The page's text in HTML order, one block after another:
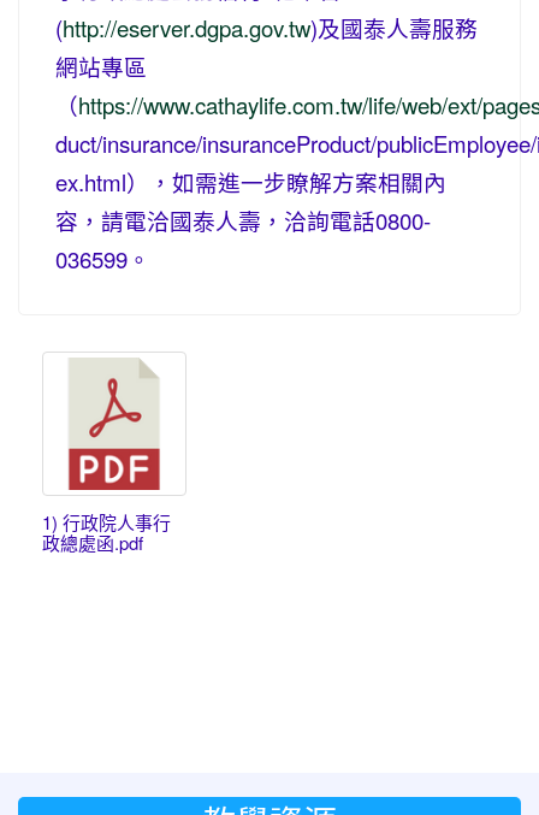
(http://eserver.dgpa.gov.tw)及國泰人壽服務
網站專區
（https://www.cathaylife.com.tw/life/web/ext/
duct/insurance/insuranceProduct/
ex.html），如需進一步瞭解方案相關內
容，請電洽國泰人壽，洽詢電話0800-
036599。
1) 行政院人事行
政總處函.pdf